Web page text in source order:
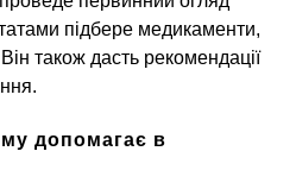
підбере медикаменти,
також дасть рекомендації
допомагає в